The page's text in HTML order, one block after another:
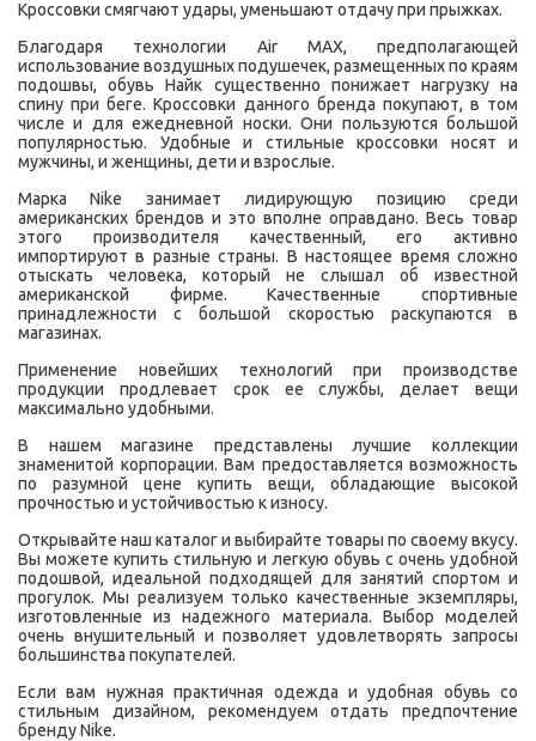
Кроссовки смягчают удары, уменьшают отдачу при прыжках.
Благодаря технологии Air MAX, предполагающей
использование воздушных подушечек, размещенных по краям
подошвы, обувь Найк существенно понижает нагрузку на
спину при беге. Кроссовки данного бренда покупают, в том
числе и для ежедневной носки. Они пользуются большой
популярностью. Удобные и стильные кроссовки носят и
мужчины, и женщины, дети и взрослые.
Марка Nike занимает лидирующую позицию среди
американских брендов и это вполне оправдано. Весь товар
этого производителя качественный, его активно
импортируют в разные страны. В настоящее время сложно
отыскать человека, который не слышал об известной
американской фирме. Качественные спортивные
принадлежности с большой скоростью раскупаются в
магазинах.
Применение новейших технологий при производстве
продукции продлевает срок ее службы, делает вещи
максимально удобными.
В нашем магазине представлены лучшие коллекции
знаменитой корпорации. Вам предоставляется возможность
по разумной цене купить вещи, обладающие высокой
прочностью и устойчивостью к износу.
Открывайте наш каталог и выбирайте товары по своему вкусу.
Вы можете купить стильную и легкую обувь с очень удобной
подошвой, идеальной подходящей для занятий спортом и
прогулок. Мы реализуем только качественные экземпляры,
изготовленные из надежного материала. Выбор моделей
очень внушительный и позволяет удовлетворять запросы
большинства покупателей.
Если вам нужная практичная одежда и удобная обувь со
стильным дизайном, рекомендуем отдать предпочтение
бренду Nike.